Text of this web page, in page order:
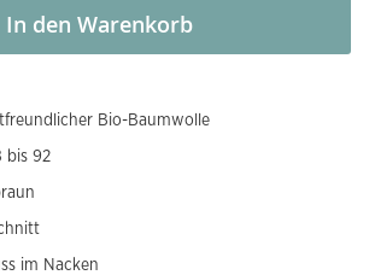
In den Warenkorb
Bio-Baumwolle
bis 92
im Nacken